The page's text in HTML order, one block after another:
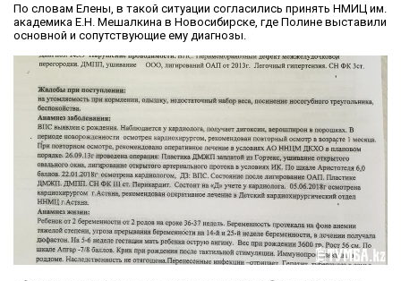
По словам Елены, в такой ситуации согласились принять НМИЦ им.
академика Е.Н. Мешалкина в Новосибирске, где Полине выставили
основной и сопутствующие ему диагнозы.